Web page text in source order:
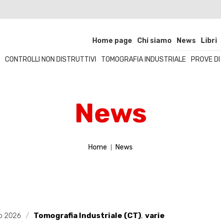
Home page Chi siamo News Libri
CONTROLLI NON DISTRUTTIVI TOMOGRAFIA INDUSTRIALE PROVE
News
Home News
2026 / Tomografia Industriale (CT),varie